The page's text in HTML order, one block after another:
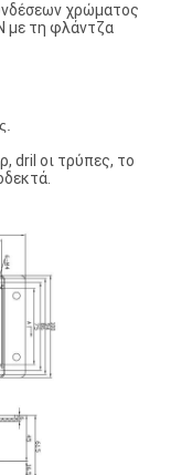
χρώματος
με τη φλάντζα
dril οι τρύπες, το